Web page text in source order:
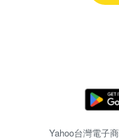
Yahoo台灣電子